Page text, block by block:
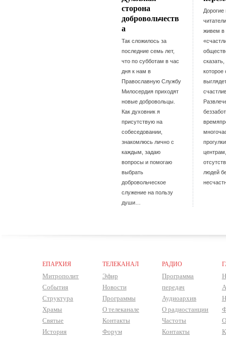
сторона
добровольчеств
а
Так сложилось за
последние семь лет,
что по субботам в час
дня к нам в
Православную Службу
Милосердия приходят
новые добровольцы.
Как духовник я
присутствую на
собеседовании,
знакомлюсь лично с
каждым, задаю
вопросы и помогаю
выбрать
добровольческое
служение на пользу
души…
живем в
которое
людей
ЕПАРХИЯ
Митрополит
События
Структура
Храмы
Святые
История
ТЕЛЕКАНАЛ
Эфир
Новости
Программы
О телеканале
Контакты
Форум
РАДИО
Программа
передач
Аудиоархив
О радиостанции
Частоты
Контакты